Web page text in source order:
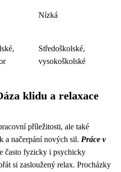
Nízká
Středoškolské,
vysokoškolské
klidu a relaxace
příležitosti, ale také
a načerpání nových sil. Práce v
často fyzicky i psychicky
si zasloužený relax. Procházky